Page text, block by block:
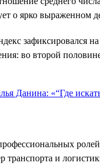
о ярко выраженном
зафиксировался
во второй
транспорта и